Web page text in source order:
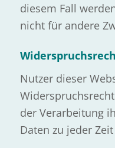
diesem Fall
nicht für andere
Nutzer dieser
der Verarbeitung
Daten zu jeder